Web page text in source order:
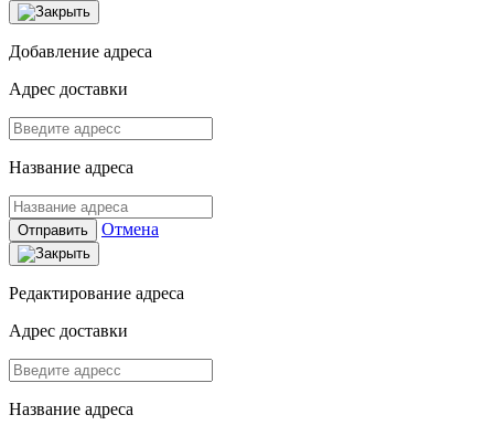
Добавление адреса
Адрес доставки
Название адреса
Отправить Отмена
Редактирование адреса
Адрес доставки
Название адреса